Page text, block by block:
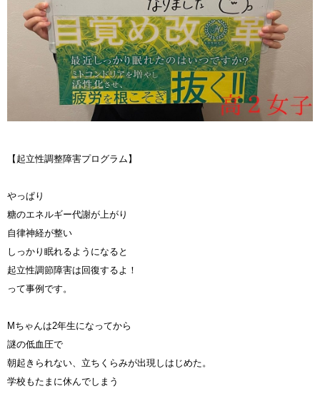
【起立性調整障害プログラム】
やっぱり
糖のエネルギー代謝が上がり
自律神経が整い
しっかり眠れるようになると
起立性調節障害は回復するよ！
って事例です。
Mちゃんは2年生になってから
謎の低血圧で
朝起きられない、立ちくらみが出現しはじめた。
学校もたまに休んでしまう